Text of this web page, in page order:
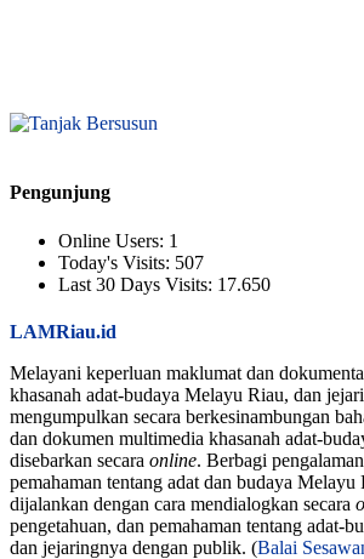
Pengunjung
Online Users: 1
Today's Visits: 507
Last 30 Days Visits: 17.650
LAMRiau.id
Melayani keperluan maklumat dan
khasanah adat-budaya Melayu Riau, dan
mengumpulkan secara berkesinambungan
dan dokumen multimedia khasanah adat-
disebarkan secara online. Berbagi
pemahaman tentang adat dan budaya
dijalankan dengan cara mendialogkan secara
pengetahuan, dan pemahaman tentang adat-
dan jejaringnya dengan publik. (Balai